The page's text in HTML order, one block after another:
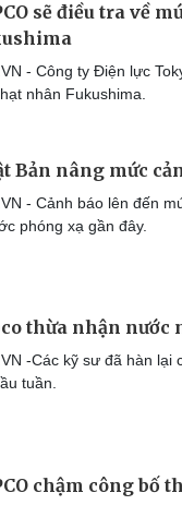
sẽ điều tra về
- Công ty Điện lực
nhân Fukushima.
Bản nâng mức
- Cảnh báo lên đến
phóng xạ gần đây.
thừa nhận nước
-Các kỹ sư đã hàn
tuần.
chậm công bố